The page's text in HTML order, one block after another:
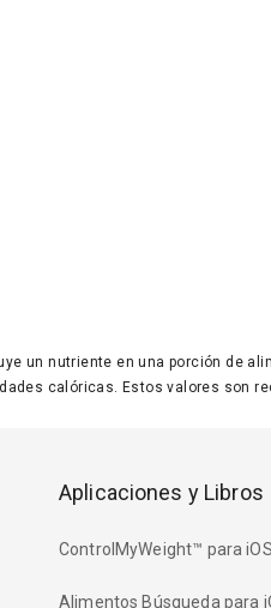
un nutriente en una porción de
calóricas. Estos valores son
Aplicaciones y Libros
ControlMyWeight™ para iOS
Alimentos Búsqueda para